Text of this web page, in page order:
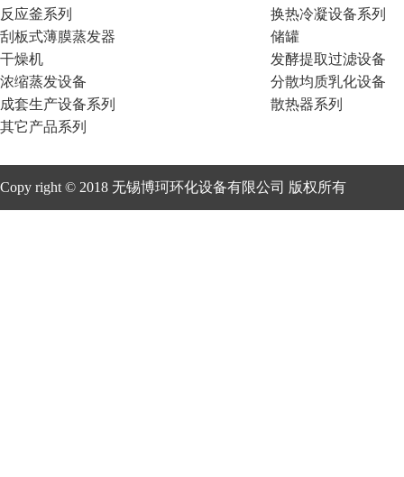
反应釜系列
换热冷凝设备系列
刮板式薄膜蒸发器
储罐
干燥机
发酵提取过滤设备
浓缩蒸发设备
分散均质乳化设备
成套生产设备系列
散热器系列
其它产品系列
Copy right © 2018 无锡博珂环化设备有限公司 版权所有